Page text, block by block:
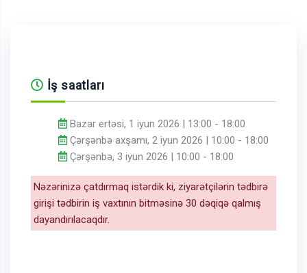
İş saatları
Bazar ertəsi, 1 iyun 2026 | 13:00 - 18:00
Çərşənbə axşamı, 2 iyun 2026 | 10:00 - 18:00
Çərşənbə, 3 iyun 2026 | 10:00 - 18:00
Nəzərinizə çatdırmaq istərdik ki, ziyarətçilərin tədbirə
girişi tədbirin iş vaxtının bitməsinə 30 dəqiqə qalmış
dayandırılacaqdır.